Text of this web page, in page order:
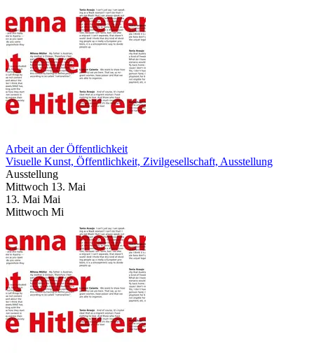
Arbeit an der Öffentlichkeit
Visuelle Kunst, Öffentlichkeit, Zivilgesellschaft, Ausstellung
Ausstellung
Mittwoch 13. Mai
13. Mai Mai
Mittwoch Mi